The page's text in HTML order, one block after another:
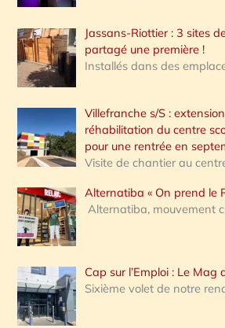
Jassans-Riottier : 3 sites
partagé une première !
Installés dans des
Villefranche s/S :
réhabilitation du centre
pour une rentrée en
Visite de chantier au
Alternatiba « On prend le
Alternatiba, mouvement
Cap sur l’Emploi : Le Mag
Sixième volet de notre